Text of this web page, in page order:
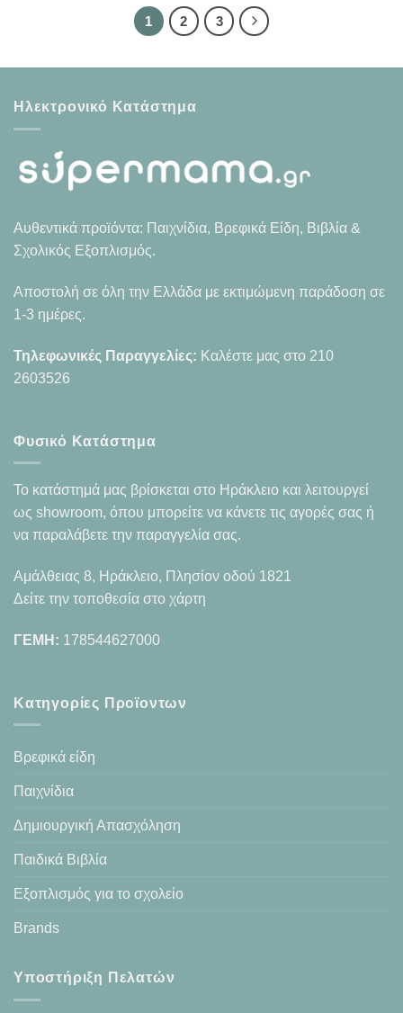
1 2 3
Ηλεκτρονικό Κατάστημα
Αυθεντικά προϊόντα: Παιχνίδια, Βρεφικά Είδη, Βιβλία &
Σχολικός Εξοπλισμός.
Αποστολή σε όλη την Ελλάδα με εκτιμώμενη παράδοση σε
1-3 ημέρες.
Τηλεφωνικές Παραγγελίες: Καλέστε μας στο 210
2603526
Φυσικό Κατάστημα
Το κατάστημά μας βρίσκεται στο Ηράκλειο και λειτουργεί
ως showroom, όπου μπορείτε να κάνετε τις αγορές σας ή
να παραλάβετε την παραγγελία σας.
Αμάλθειας 8, Ηράκλειο, Πλησίον οδού 1821
Δείτε την τοποθεσία στο χάρτη
ΓΕΜΗ: 178544627000
Κατηγορίες Προϊοντων
Βρεφικά είδη
Παιχνίδια
Δημιουργική Απασχόληση
Παιδικά Βιβλία
Εξοπλισμός για το σχολείο
Brands
Υποστήριξη Πελατών